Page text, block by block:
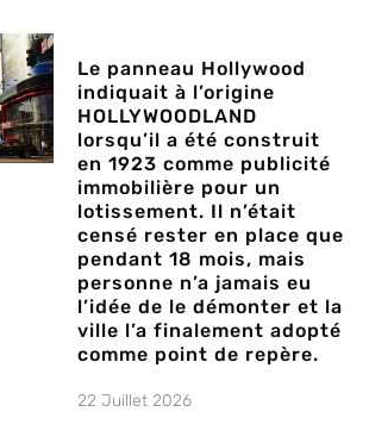
Le panneau Hollywood
indiquait à l’origine
HOLLYWOODLAND
lorsqu’il a été construit
en 1923 comme publicité
immobilière pour un
lotissement. Il n’était
censé rester en place que
pendant 18 mois, mais
personne n’a jamais eu
l’idée de le démonter et la
ville l’a finalement adopté
comme point de repère.
22 Juillet 2026